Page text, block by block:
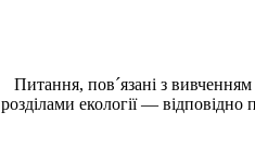
Питання, пов´язані з вивченням
розділами екології — відповідно